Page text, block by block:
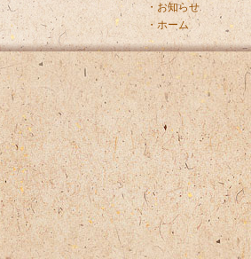
・お知らせ
・ホーム